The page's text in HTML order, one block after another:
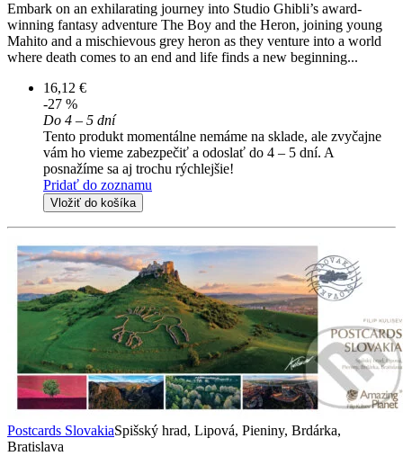
Embark on an exhilarating journey into Studio Ghibli’s award-
winning fantasy adventure The Boy and the Heron, joining young
Mahito and a mischievous grey heron as they venture into a world
where death comes to an end and life finds a new beginning...
16,12 €
-27 %
Do 4 – 5 dní
Tento produkt momentálne nemáme na sklade, ale zvyčajne
vám ho vieme zabezpečiť a odoslať do 4 – 5 dní. A
posnažíme sa aj trochu rýchlejšie!
Pridať do zoznamu
Vložiť do košíka
Postcards SlovakiaSpišský hrad, Lipová, Pieniny, Brdárka,
Bratislava